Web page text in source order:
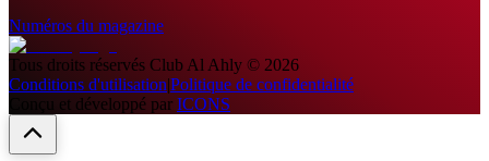
Numéros du magazine
Tous droits réservés Club Al Ahly © 2026
Conditions d'utilisation|Politique de confidentialité
Conçu et développé par ICONS